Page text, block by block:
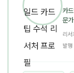
카
문가
리서
발행